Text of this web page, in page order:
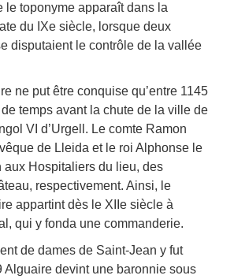
le toponyme apparaît dans la
du IXe siècle, lorsque deux
disputaient le contrôle de la vallée
ne put être conquise qu’entre 1145
temps avant la chute de la ville de
VI d’Urgell. Le comte Ramon
de Lleida et le roi Alphonse le
aux Hospitaliers du lieu, des
respectivement. Ainsi, le
appartint dès le XIIe siècle à
qui y fonda une commanderie.
de dames de Saint-Jean y fut
Alguaire devint une baronnie sous